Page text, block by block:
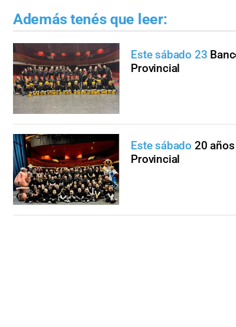
Además tenés que leer:
Este sábado 23
Provincial
Este sábado 20
Provincial